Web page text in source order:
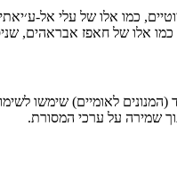
פטריוטיים, כמו אלו של עלי אל-
כמו אלו של חאפז אבראהים,
לאומיים) שימשו
שמירה על ערכי המסורת.